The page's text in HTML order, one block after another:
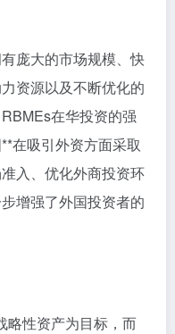
庞大的市场规模、快
资源以及不断优化的
在华投资的强
在吸引外资方面采取
入、优化外商投资环
增强了外国投资者的
略性资产为目标，而